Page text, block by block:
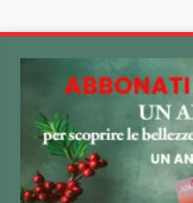
Cookie Policy
Utilizziamo i
l'esperienza più
e ripetendo le
© Edizioni
imprese di
30.600,00 € -